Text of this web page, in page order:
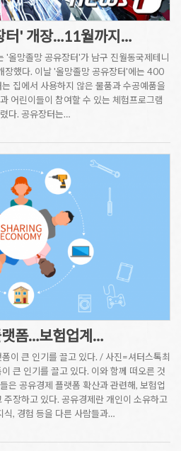
터' 개장…11월까지…
'올망졸망 공유장터'가 남구 진월동국제테니
장했다. 이날 '올망졸망 공유장터'에는 400
집에서 사용하지 않은 물품과 수공예품을
어린이들이 참여할 수 있는 체험프로그램
다. 공유장터는…
랫폼…보험업계…
이 큰 인기를 끌고 있다. / 사진=셔터스톡최
큰 인기를 끌고 있다. 이와 함께 떠오른 것
은 공유경제 플랫폼 확산과 관련해, 보험업
장하고 있다. 공유경제란 개인이 소유하고
식, 경험 등을 다른 사람들과…